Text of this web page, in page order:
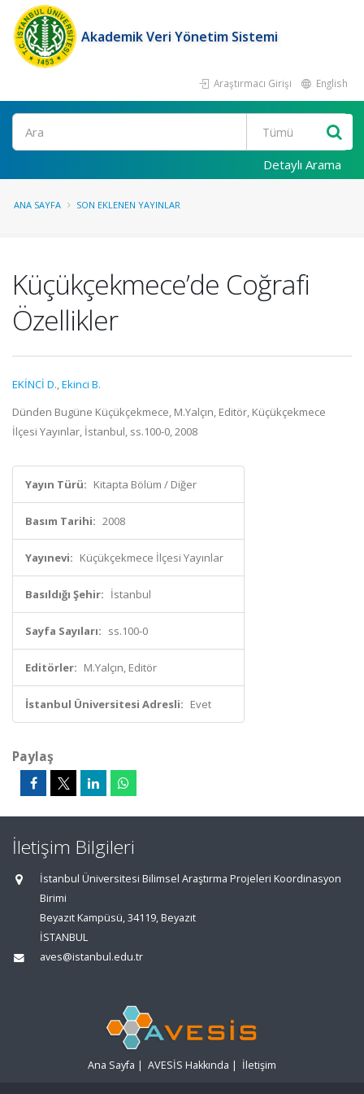
Akademik Veri Yönetim Sistemi
Araştırmacı Girişi English
Ara
Detaylı Arama
ANA SAYFA SON EKLENEN YAYINLAR
Küçükçekmece’de Coğrafi
Özellikler
EKİNCİ D.,Ekinci B.
Dünden Bugüne Küçükçekmece, M.Yalçın, Editör, Küçükçekmece
İlçesi Yayınlar, İstanbul, ss.100-0, 2008
Yayın Türü: Kitapta Bölüm / Diğer
Basım Tarihi: 2008
Yayınevi: Küçükçekmece İlçesi Yayınlar
Basıldığı Şehir: İstanbul
Sayfa Sayıları: ss.100-0
Editörler: M.Yalçın, Editör
İstanbul Üniversitesi Adresli: Evet
Paylaş
İletişim Bilgileri
İstanbul Üniversitesi Bilimsel Araştırma Projeleri Koordinasyon
Birimi
Beyazıt Kampüsü, 34119, Beyazıt
İSTANBUL
aves@istanbul.edu.tr
Ana Sayfa | AVESİS Hakkında | İletişim